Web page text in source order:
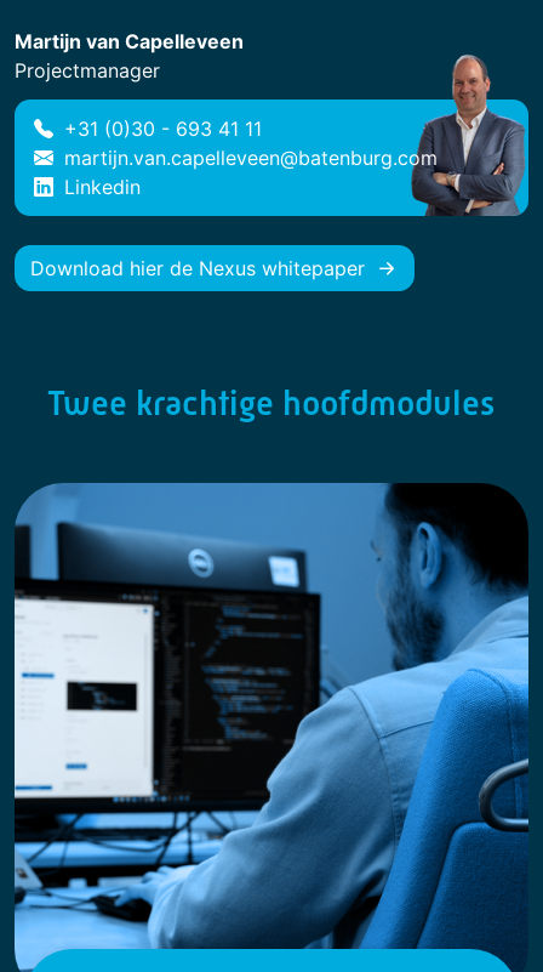
Martijn van Capelleveen
Projectmanager
+31 (0)30 - 693 41 11
martijn.van.capelleveen@batenburg.com
Linkedin
Download hier de Nexus whitepaper
Twee krachtige hoofdmodules